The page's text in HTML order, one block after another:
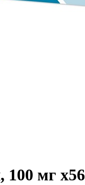
100 мг x56